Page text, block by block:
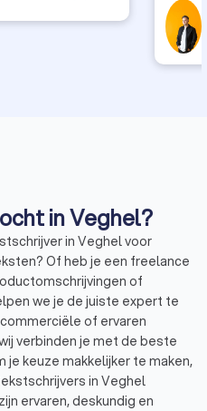
in Veghel?
in Veghel voor
Of heb je een freelance
of
we je de juiste expert te
of ervaren
verbinden je met de beste
je keuze makkelijker te maken,
in Veghel
ervaren, deskundig en